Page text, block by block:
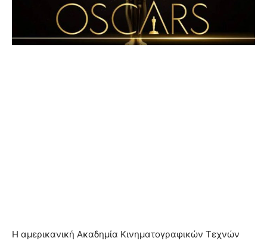
Η αμερικανική Ακαδημία Κινηματογραφικών Τεχνών